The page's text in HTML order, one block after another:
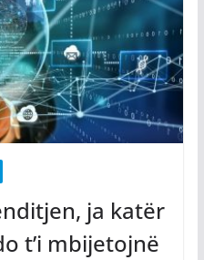
ja katër
t’i mbijetojnë